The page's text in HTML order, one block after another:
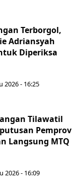
Terborgol,
Adriansyah
Diperiksa
2026 - 16:25
Tilawatil
Pemprov
Langsung MTQ
2026 - 16:09